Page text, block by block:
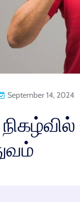
September 14, 2024